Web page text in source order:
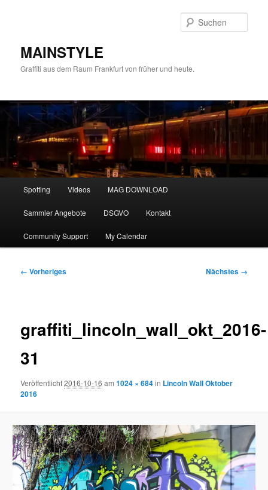
MAINSTYLE
Graffiti aus dem Raum Frankfurt von früher und heute.
Spotting Videos MAG DOWNLOAD
Sammler Angebote DSGVO Kontakt
Community Support My Calendar
Bilder-
← Vorheriges Nächstes →
graffiti_lincoln_wall_okt_2016-
31
Veröffentlicht2016-10-16 am1024 × 684in Lincoln Wall Oktober
2016